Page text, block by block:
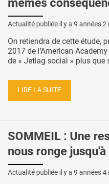
mêmes
Actualité publiée il y a 9 années 2
On retiendra de cette étude,
2017 de l’American
de « Jetlag social » plus que
LIRE LA SUITE
SOMMEIL : Une
nous ronge jusqu'à
Actualité publiée il y a 9 années 4